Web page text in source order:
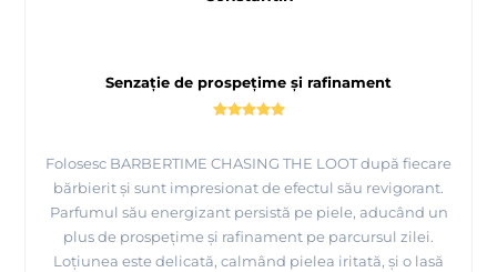
Senzație de prospețime și rafinament
Folosesc BARBERTIME CHASING THE LOOT după fiecare
bărbierit și sunt impresionat de efectul său revigorant.
Parfumul său energizant persistă pe piele, aducând un
plus de prospețime și rafinament pe parcursul zilei.
Loțiunea este delicată, calmând pielea iritată, și o lasă